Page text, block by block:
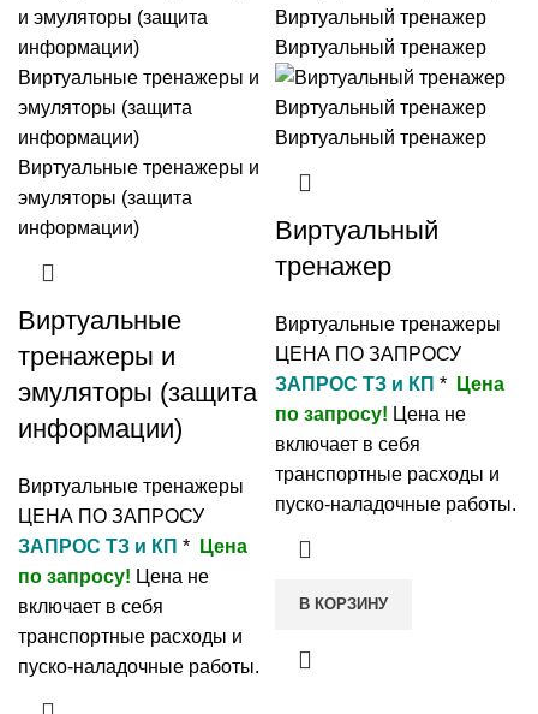
Виртуальные
тренажеры и
эмуляторы (защита
информации)
Виртуальные тренажеры
ЦЕНА ПО ЗАПРОСУ
ЗАПРОС ТЗ и КП *
Цена
по запросу! Цена не
включает в себя
транспортные расходы и
пуско-наладочные работы.
Виртуальный
тренажер
Виртуальные тренажеры
ЦЕНА ПО ЗАПРОСУ
ЗАПРОС ТЗ и КП *
Цена
по запросу! Цена не
включает в себя
транспортные расходы и
пуско-наладочные работы.
В КОРЗИНУ